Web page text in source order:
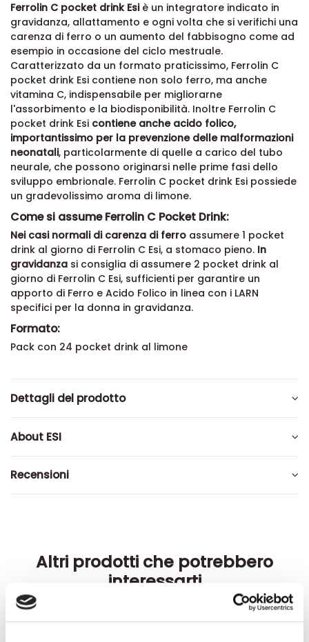
Ferrolin C pocket drink Esiè un integratore indicato in
gravidanza, allattamento e ogni volta che si verifichi una
carenza di ferro o un aumento del fabbisogno come ad
esempio in occasione del ciclo mestruale.
Caratterizzato da un formato praticissimo, Ferrolin C
pocket drink Esi contiene non solo ferro, ma anche
vitamina C, indispensabile per migliorarne
l'assorbimento e la biodisponibilità. Inoltre Ferrolin C
pocket drink Esi contiene anche acido folico,
importantissimo per la prevenzione delle malformazioni
neonatali, particolarmente di quelle a carico del tubo
neurale, che possono originarsi nelle prime fasi dello
sviluppo embrionale. Ferrolin C pocket drink Esi possiede
un gradevolissimo aroma di limone.
Come si assume Ferrolin C Pocket Drink:
Nei casi normali di carenza di ferro assumere 1 pocket
drink al giorno di Ferrolin C Esi, a stomaco pieno. In
gravidanza si consiglia di assumere 2 pocket drink al
giorno di Ferrolin C Esi, sufficienti per garantire un
apporto di Ferro e Acido Folico in linea con i LARN
specifici per la donna in gravidanza.
Formato:
Pack con 24 pocket drink al limone
Dettagli del prodotto
About ESI
Recensioni
Altri prodotti che potrebbero
interessarti